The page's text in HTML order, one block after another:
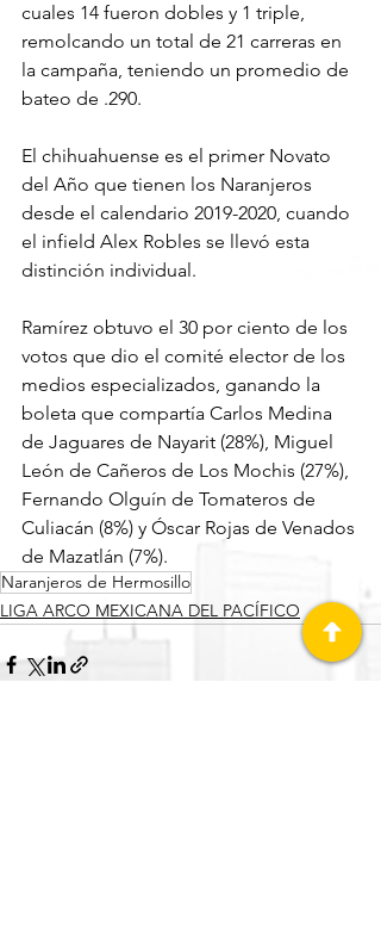
cuales 14 fueron dobles y 1 triple,
remolcando un total de 21 carreras en
la campaña, teniendo un promedio de
bateo de .290.
El chihuahuense es el primer Novato
del Año que tienen los Naranjeros
desde el calendario 2019-2020, cuando
el infield Alex Robles se llevó esta
distinción individual.
Ramírez obtuvo el 30 por ciento de los
votos que dio el comité elector de los
medios especializados, ganando la
boleta que compartía Carlos Medina
de Jaguares de Nayarit (28%), Miguel
León de Cañeros de Los Mochis (27%),
Fernando Olguín de Tomateros de
Culiacán (8%) y Óscar Rojas de Venados
de Mazatlán (7%).
Naranjeros de Hermosillo
LIGA ARCO MEXICANA DEL PACÍFICO